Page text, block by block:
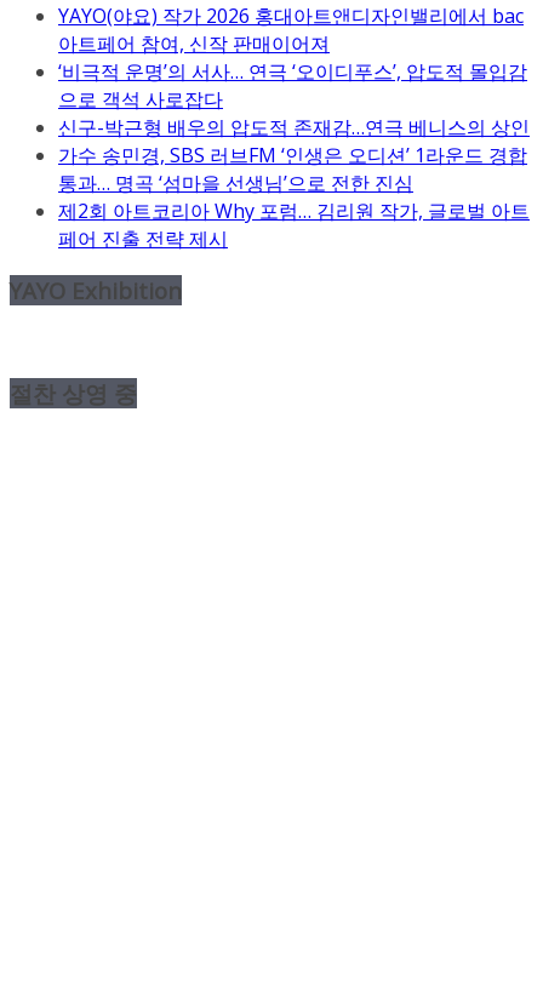
YAYO(야요) 작가 2026 홍대아트앤디자인밸리에서 bac
아트페어 참여, 신작 판매이어져
‘비극적 운명’의 서사… 연극 ‘오이디푸스’, 압도적 몰입감
으로 객석 사로잡다
신구-박근형 배우의 압도적 존재감…연극 베니스의 상인
가수 송민경, SBS 러브FM ‘인생은 오디션’ 1라운드 경합
통과… 명곡 ‘섬마을 선생님’으로 전한 진심
제2회 아트코리아 Why 포럼… 김리원 작가, 글로벌 아트
페어 진출 전략 제시
YAYO Exhibition
절찬 상영 중